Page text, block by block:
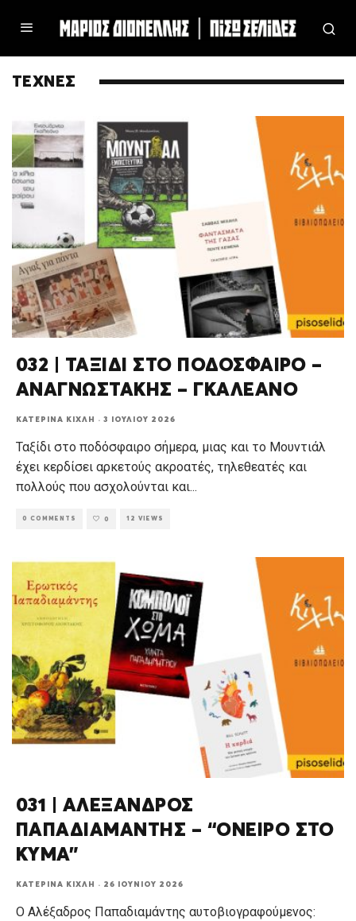
ΤΕΧΝΕΣ
032 | ΤΑΞΙΔΙ ΣΤΟ ΠΟΔΟΣΦΑΙΡΟ –
ΑΝΑΓΝΩΣΤΑΚΗΣ – ΓΚΑΛΕΑΝΟ
ΚΑΤΕΡΊΝΑ ΚΊΧΛΗ · 3 ΙΟΥΛΊΟΥ 2026
Ταξίδι στο ποδόσφαιρο σήμερα, μιας και το Μουντιάλ
έχει κερδίσει αρκετούς ακροατές, τηλεθεατές και
πολλούς που ασχολούνται και...
0 COMMENTS 0 12 VIEWS
031 | ΑΛΕΞΑΝΔΡΟΣ
ΠΑΠΑΔΙΑΜΑΝΤΗΣ – “ΟΝΕΙΡΟ ΣΤΟ
ΚΥΜΑ”
ΚΑΤΕΡΊΝΑ ΚΊΧΛΗ · 26 ΙΟΥΝΊΟΥ 2026
Ο Αλέξαδρος Παπαδιαμάντης αυτοβιογραφούμενος: